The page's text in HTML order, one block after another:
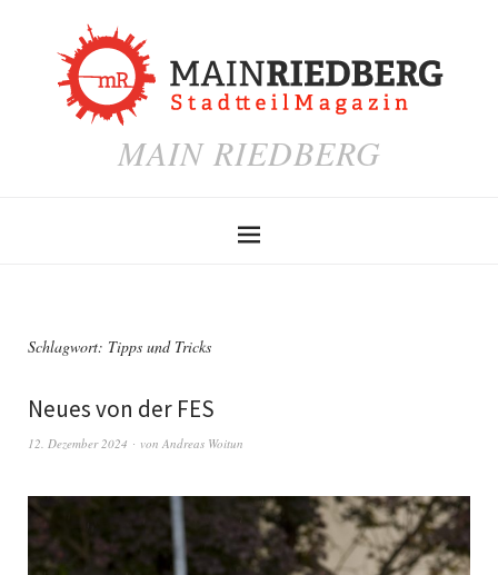
MAIN RIEDBERG
Schlagwort: Tipps und Tricks
Neues von der FES
12. Dezember 2024 von Andreas Woitun